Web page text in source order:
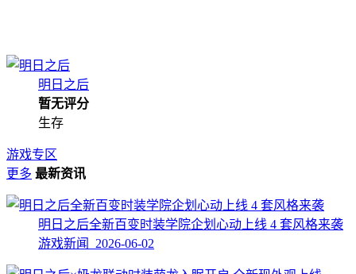
明日之后
暂无评分
生存
游戏专区
更多 最新资讯
明日之后全新百变时装学院企划心动上线 4 套风格来袭
游戏新闻 2026-06-02